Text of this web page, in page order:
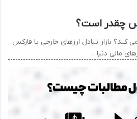
چقدر است؟
بازار تبادل ارزهای خارجی یا فارکس